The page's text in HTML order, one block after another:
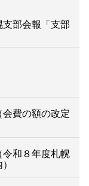
部会報「支部
費の額の改定
和８年度札幌